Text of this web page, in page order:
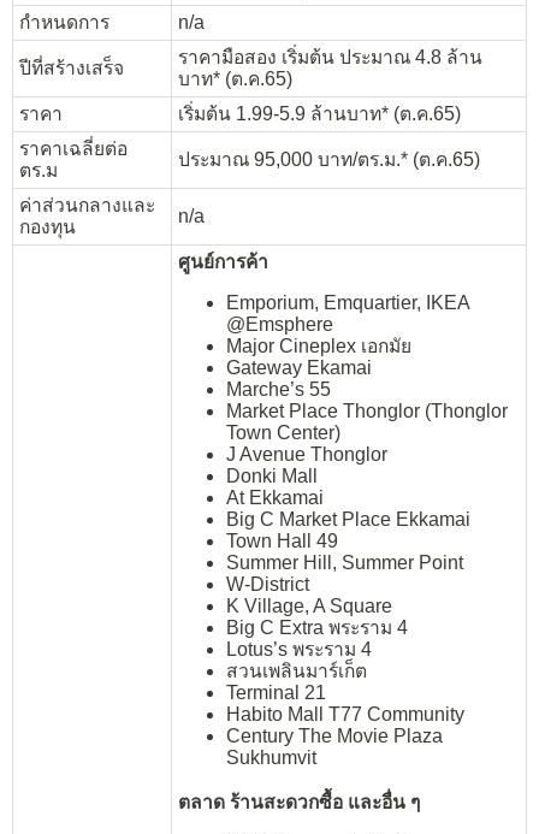
กำหนดการ
n/a
ปีที่สร้างเสร็จ
ราคามือสอง เริ่มต้น ประมาณ 4.8 ล้าน
บาท* (ต.ค.65)
ราคา
เริ่มต้น 1.99-5.9 ล้านบาท* (ต.ค.65)
ราคาเฉลี่ยต่อ
ตร.ม
ประมาณ 95,000 บาท/ตร.ม.* (ต.ค.65)
ค่าส่วนกลางและ
กองทุน
n/a
ศูนย์การค้า
Emporium, Emquartier, IKEA
@Emsphere
Major Cineplex เอกมัย
Gateway Ekamai
Marche’s 55
Market Place Thonglor (Thonglor
Town Center)
J Avenue Thonglor
Donki Mall
At Ekkamai
Big C Market Place Ekkamai
Town Hall 49
Summer Hill, Summer Point
W-District
K Village, A Square
Big C Extra พระราม 4
Lotus’s พระราม 4
สวนเพลินมาร์เก็ต
Terminal 21
Habito Mall T77 Community
Century The Movie Plaza
Sukhumvit
ตลาด ร้านสะดวกซื้อ และอื่น ๆ